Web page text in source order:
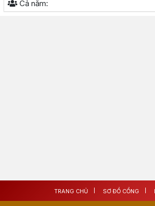
Cả năm:
TRANG CHỦ SƠ ĐỒ CỔNG